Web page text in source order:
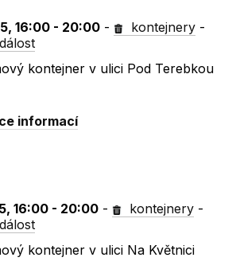
16:00 - 20:00 - kontejnery -
kontejner v ulici Pod Terebkou
informací
16:00 - 20:00 - kontejnery -
kontejner v ulici Na Květnici